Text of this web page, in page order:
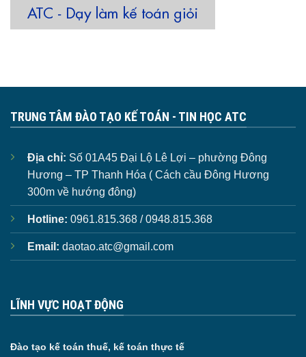
TRUNG TÂM ĐÀO TẠO KẾ TOÁN - TIN HỌC ATC
Địa chỉ: Số 01A45 Đại Lộ Lê Lợi – phường Đông
Hương – TP Thanh Hóa ( Cách cầu Đông Hương
300m về hướng đông)
Hotline: 0961.815.368 / 0948.815.368
Email: daotao.atc@gmail.com
LĨNH VỰC HOẠT ĐỘNG
Đào tạo kế toán thuế, kế toán thực tế